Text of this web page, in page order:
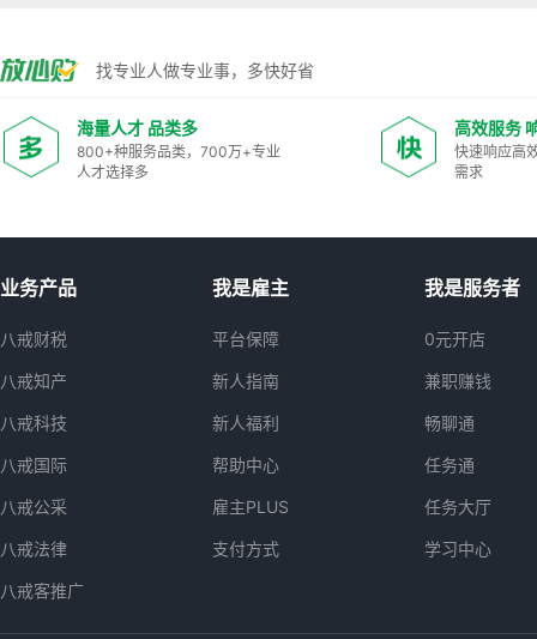
找专业人做专业事，多快好省
海量人才 品类多
800+种服务品类，700万+专业
人才选择多
高效服务
快速响应高
需求
业务产品
八戒财税
八戒知产
八戒科技
八戒国际
八戒公采
八戒法律
八戒客推广
我是雇主
平台保障
新人指南
新人福利
帮助中心
雇主PLUS
支付方式
我是服务者
0元开店
兼职赚钱
畅聊通
任务通
任务大厅
学习中心